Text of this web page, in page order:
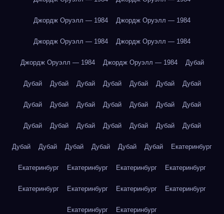
Джордж Оруэлл — 1984 Джордж Оруэлл — 1984
Джордж Оруэлл — 1984 Джордж Оруэлл — 1984
Джордж Оруэлл — 1984 Джордж Оруэлл — 1984 Дубай
Дубай Дубай Дубай Дубай Дубай Дубай Дубай
Дубай Дубай Дубай Дубай Дубай Дубай Дубай
Дубай Дубай Дубай Дубай Дубай Дубай Дубай
Дубай Дубай Дубай Дубай Дубай Дубай Екатеринбург
Екатеринбург Екатеринбург Екатеринбург Екатеринбург
Екатеринбург Екатеринбург Екатеринбург Екатеринбург
Екатеринбург Екатеринбург